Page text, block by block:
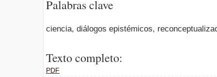
Palabras clave
ciencia, diálogos epistémicos,
Texto completo:
PDF